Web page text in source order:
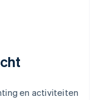
en activiteiten